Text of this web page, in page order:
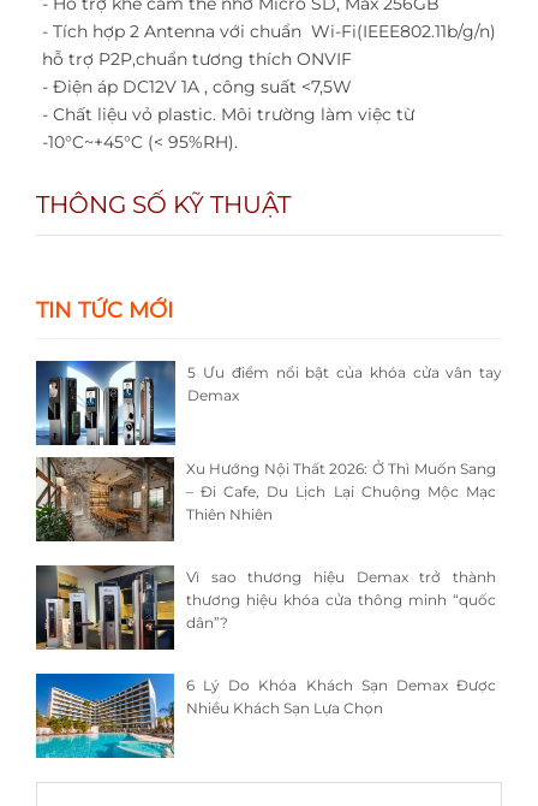
- Tích hợp 2 Antenna với chuẩn Wi-Fi(IEEE802.11b/g/n)
hỗ trợ P2P,chuẩn tương thích ONVIF
- Điện áp DC12V 1A , công suất <7,5W
- Chất liệu vỏ plastic. Môi trường làm việc từ
-10°C~+45°C (< 95%RH).
THÔNG SỐ KỸ THUẬT
TIN TỨC MỚI
5 Ưu điểm nổi bật của khóa cửa vân tay
Demax
Xu Hướng Nội Thất 2026: Ở Thì Muốn Sang
– Đi Cafe, Du Lịch Lại Chuộng Mộc Mạc
Thiên Nhiên
Vì sao thương hiệu Demax trở thành
thương hiệu khóa cửa thông minh “quốc
dân”?
6 Lý Do Khóa Khách Sạn Demax Được
Nhiều Khách Sạn Lựa Chọn